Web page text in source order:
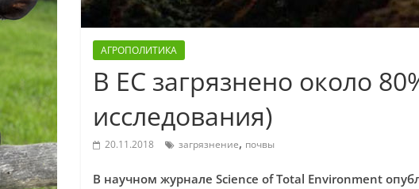
АГРОПОЛИТИКА
В ЕС загрязнено около
исследования)
20.11.2018 загрязнение, почвы
В научном журнале Science of Total Environment